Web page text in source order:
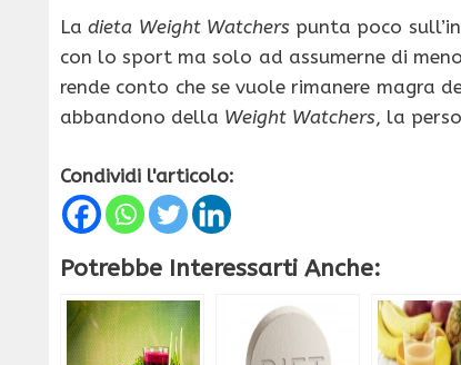
Ladieta Weight Watcherspunta poco
con lo sport ma solo ad assumerne di
rende conto che se vuole rimanere
abbandono della Weight Watchers, la
Condividi l'articolo:
Potrebbe Interessarti Anche: